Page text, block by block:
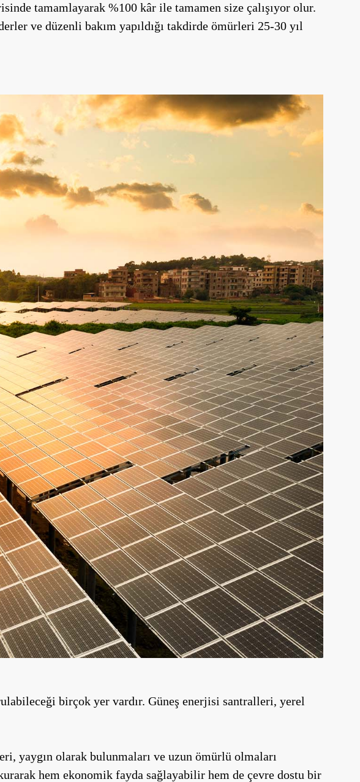
tamamlayarak %100 kâr ile tamamen size çalışıyor olur.
ve düzenli bakım yapıldığı takdirde ömürleri 25-30 yıl
birçok yer vardır. Güneş enerjisi santralleri, yerel
yaygın olarak bulunmaları ve uzun ömürlü olmaları
hem ekonomik fayda sağlayabilir hem de çevre dostu bir